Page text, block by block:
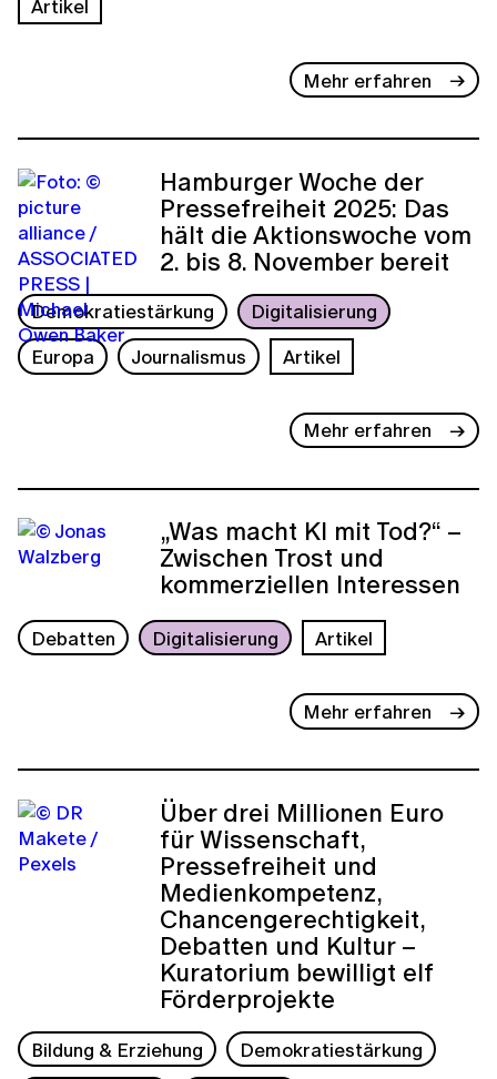
Artikel
Mehr erfahren
Hamburger Woche der
Pressefreiheit 2025: Das
hält die Aktionswoche vom
2. bis 8. November bereit
Demokratiestärkung
Digitalisierung
Europa
Journalismus Artikel
Mehr erfahren
„Was macht KI mit Tod?“ –
Zwischen Trost und
kommerziellen Interessen
Debatten Digitalisierung Artikel
Mehr erfahren
Über drei Millionen Euro
für Wissenschaft,
Pressefreiheit und
Medienkompetenz,
Chancengerechtigkeit,
Debatten und Kultur –
Kuratorium bewilligt elf
Förderprojekte
Bildung & Erziehung
Demokratiestärkung